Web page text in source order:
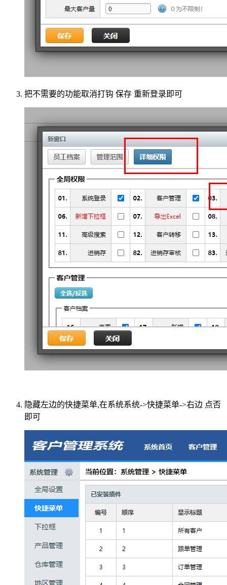
把不需要的功能取消打钩 保存 重新登录即可
隐藏左边的快捷菜单,在系统系统->快捷菜单->右边 点否
即可